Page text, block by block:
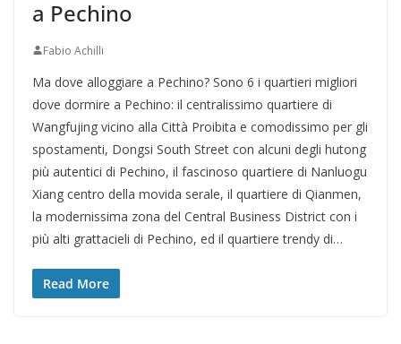
a Pechino
Fabio Achilli
Ma dove alloggiare a Pechino? Sono 6 i quartieri migliori
dove dormire a Pechino: il centralissimo quartiere di
Wangfujing vicino alla Città Proibita e comodissimo per gli
spostamenti, Dongsi South Street con alcuni degli hutong
più autentici di Pechino, il fascinoso quartiere di Nanluogu
Xiang centro della movida serale, il quartiere di Qianmen,
la modernissima zona del Central Business District con i
più alti grattacieli di Pechino, ed il quartiere trendy di…
Read More